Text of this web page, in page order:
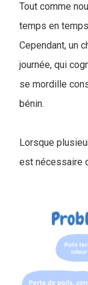
Tout comme
temps en
Cependant, un
journée, qui
se mordille
bénin.
Lorsque
est nécessaire